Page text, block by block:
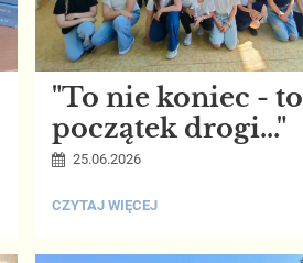
"To nie koniec - to
początek drogi..."
25.06.2026
"TO
-
CZYTAJ WIĘCEJ